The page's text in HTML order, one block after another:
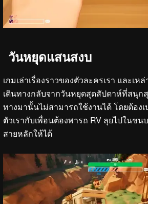
วันหยุดแสนสงบ
เกมเล่าเรื่องราวของตัวละครเรา และเ
เดินทางกลับจากวันหยุดสุดสัปดาห์ที่สนุก
ทางมานั้นไม่สามารถใช้งานได้ โดยต้อง
ตัวเรากับเพื่อนต้องพารถ RV ลุยไปในช
สายหลักให้ได้